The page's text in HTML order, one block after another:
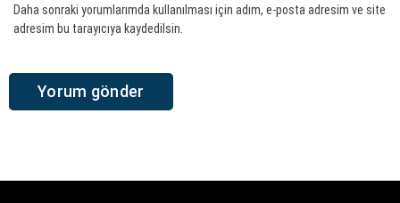
Daha sonraki yorumlarımda kullanılması için adım, e-posta adresim ve site
adresim bu tarayıcıya kaydedilsin.